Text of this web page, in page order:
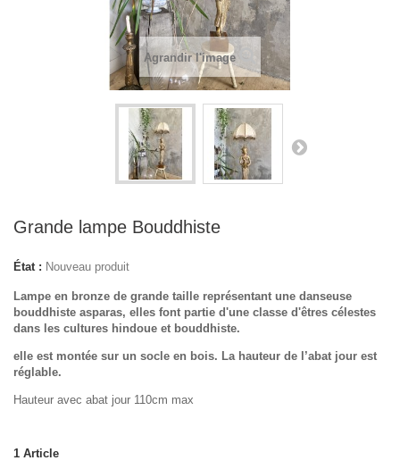
Agrandir l'image
Grande lampe Bouddhiste
État : Nouveau produit
Lampe en bronze de grande taille représentant une danseuse
bouddhiste asparas, elles font partie d'une classe d'êtres célestes
dans les cultures hindoue et bouddhiste.
elle est montée sur un socle en bois. La hauteur de l’abat jour est
réglable.
Hauteur avec abat jour 110cm max
1 Article